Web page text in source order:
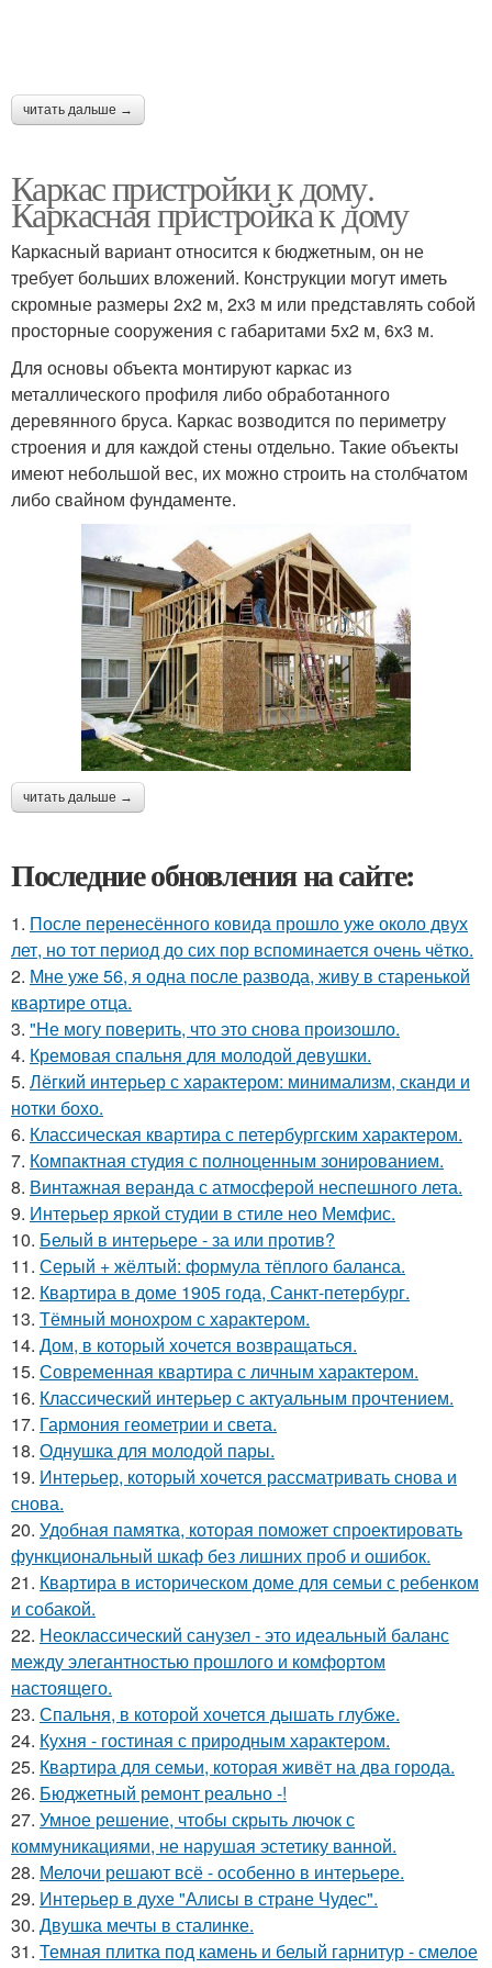
читать дальше →
Каркас пристройки к дому.
Каркасная пристройка к дому
Каркасный вариант относится к бюджетным, он не
требует больших вложений. Конструкции могут иметь
скромные размеры 2х2 м, 2х3 м или представлять собой
просторные сооружения с габаритами 5х2 м, 6х3 м.
Для основы объекта монтируют каркас из
металлического профиля либо обработанного
деревянного бруса. Каркас возводится по периметру
строения и для каждой стены отдельно. Такие объекты
имеют небольшой вес, их можно строить на столбчатом
либо свайном фундаменте.
читать дальше →
Последние обновления на сайте:
1. После перенесённого ковида прошло уже около двух
лет, но тот период до сих пор вспоминается очень чётко.
2. Мне уже 56, я одна после развода, живу в старенькой
квартире отца.
3. "Не могу поверить, что это снова произошло.
4. Кремовая спальня для молодой девушки.
5. Лёгкий интерьер с характером: минимализм, сканди и
нотки бохо.
6. Классическая квартира с петербургским характером.
7. Компактная студия с полноценным зонированием.
8. Винтажная веранда с атмосферой неспешного лета.
9. Интерьер яркой студии в стиле нео Мемфис.
10. Белый в интерьере - за или против?
11. Серый + жёлтый: формула тёплого баланса.
12. Квартира в доме 1905 года, Санкт-петербург.
13. Тёмный монохром с характером.
14. Дом, в который хочется возвращаться.
15. Современная квартира с личным характером.
16. Классический интерьер с актуальным прочтением.
17. Гармония геометрии и света.
18. Однушка для молодой пары.
19. Интерьер, который хочется рассматривать снова и
снова.
20. Удобная памятка, которая поможет спроектировать
функциональный шкаф без лишних проб и ошибок.
21. Квартира в историческом доме для семьи с ребенком
и собакой.
22. Неоклассический санузел - это идеальный баланс
между элегантностью прошлого и комфортом
настоящего.
23. Спальня, в которой хочется дышать глубже.
24. Кухня - гостиная с природным характером.
25. Квартира для семьи, которая живёт на два города.
26. Бюджетный ремонт реально -!
27. Умное решение, чтобы скрыть лючок с
коммуникациями, не нарушая эстетику ванной.
28. Мелочи решают всё - особенно в интерьере.
29. Интерьер в духе "Алисы в стране Чудес".
30. Двушка мечты в сталинке.
31. Темная плитка под камень и белый гарнитур - смелое